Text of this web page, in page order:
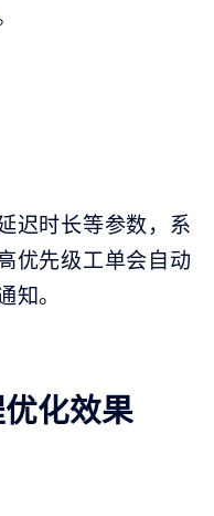
迟时长等参数，系
优先级工单会自动
。
化效果